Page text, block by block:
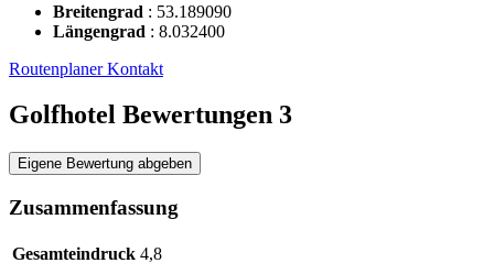
Breitengrad : 53.189090
Längengrad : 8.032400
RoutenplanerKontakt
Golfhotel Bewertungen 3
Eigene Bewertung abgeben
Zusammenfassung
Gesamteindruck 4,8